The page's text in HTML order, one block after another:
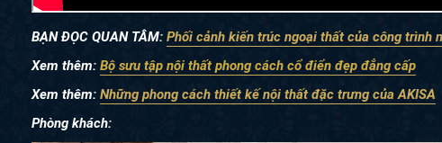
BẠN ĐỌC QUAN TÂM: Phối cảnh kiến trúc ngoại thất của công trình
Xem thêm: Bộ sưu tập nội thất phong cách cổ điển đẹp đẳng cấp
Xem thêm: Những phong cách thiết kế nội thất đặc trưng của AKISA
Phòng khách: